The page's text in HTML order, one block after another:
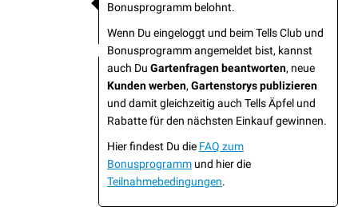
Bonusprogramm belohnt.
Wenn Du eingeloggt und beim Tells Club und
Bonusprogramm angemeldet bist, kannst
auch Du Gartenfragen beantworten, neue
Kunden werben, Gartenstorys publizieren
und damit gleichzeitig auch Tells Äpfel und
Rabatte für den nächsten Einkauf gewinnen.
Hier findest Du die FAQ zum
Bonusprogramm und hier die
Teilnahmebedingungen.